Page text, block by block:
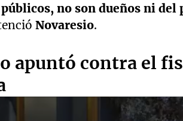
no son dueños ni del
Novaresio.
apuntó contra el